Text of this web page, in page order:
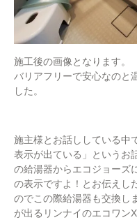
施工後の画像となります。
バリアフリーで安心なのと
した。
施主様とお話ししている中
表示が出ている」というお
の給湯器からエコジョーズ
の表示ですよ！とお伝えし
のでこの際給湯器も交換し
が出るリンナイのエコワン